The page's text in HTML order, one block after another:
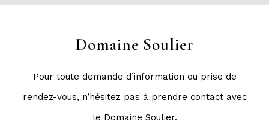
Domaine Soulier
Pour toute demande d’information ou prise de
rendez-vous, n’hésitez pas à prendre contact avec
le Domaine Soulier.